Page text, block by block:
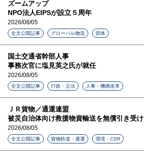
ズームアップ
NPO法人EIPSが設立５周年
2026/08/05
全文公開記事 グローバル物流 団体
国土交通省幹部人事
事務次官に塩見英之氏が就任
2026/08/05
全文公開記事 行政・立法 人事・機構改革
ＪＲ貨物／通運連盟
被災自治体向け救援物資輸送を無償引き受け
2026/08/05
全文公開記事 貨物鉄道・通運 環境・CSR